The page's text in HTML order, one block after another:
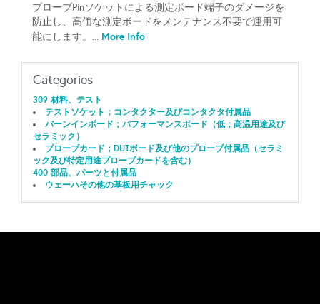
プローブPinソケットによる測定ボード端子のダメージを
防止し、高価な測定ボードをメンテナンス不要で運用可
能にします。... More Info
Categories
309 材料、テスト
テストソケット；コンタクター及びコンタクタ付属品
バーンインボード；パフォーマンスボード（低；高温用途及び
セラミック）
プローブカード；DUTボード及び他のプローブ付属品（セラミ
ック及び特定用途プローブカードを含む）
400 部品、パーツと付属品
ウェーハその他の基板用チャック